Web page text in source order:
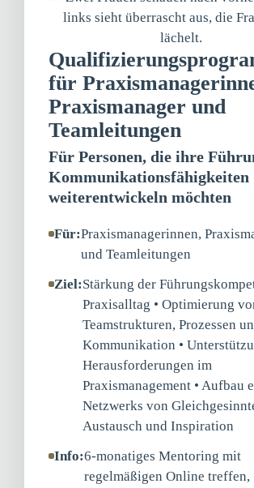
für
Praxismanager und
Teamleitungen
Für Personen, die ihre
Kommunikationsfähigkeiten
weiterentwickeln möchten
Für:Praxismanagerinnen,
und Teamleitungen
Ziel:Stärkung der
Praxisalltag • Optimierung
Teamstrukturen, Prozessen
Kommunikation •
Herausforderungen im
Praxismanagement • Aufbau
Netzwerks von
Austausch und Inspiration
Info:6-monatiges Mentoring mit
regelmäßigen Online treffen,